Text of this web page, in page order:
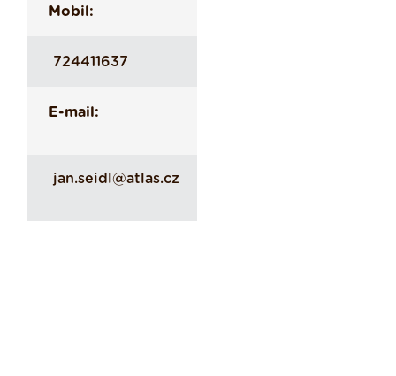
Mobil:
724411637
E-mail:
jan.seidl@atlas.cz